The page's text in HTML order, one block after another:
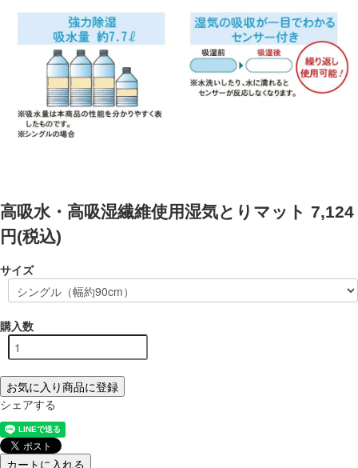
高吸水・高吸湿繊維使用湿気とりマット 7,124
円(税込)
サイズ
購入数
お気に入り商品に登録
シェアする
カートに入れる